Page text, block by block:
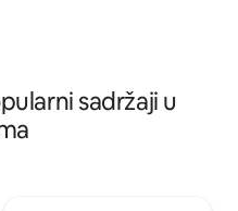
sadržaji u